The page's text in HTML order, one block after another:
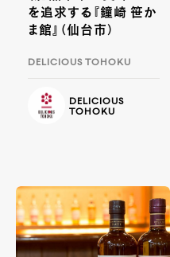
を追求する『鐘崎 笹か
ま館』（仙台市）
DELICIOUS TOHOKU
DELICIOUS
TOHOKU